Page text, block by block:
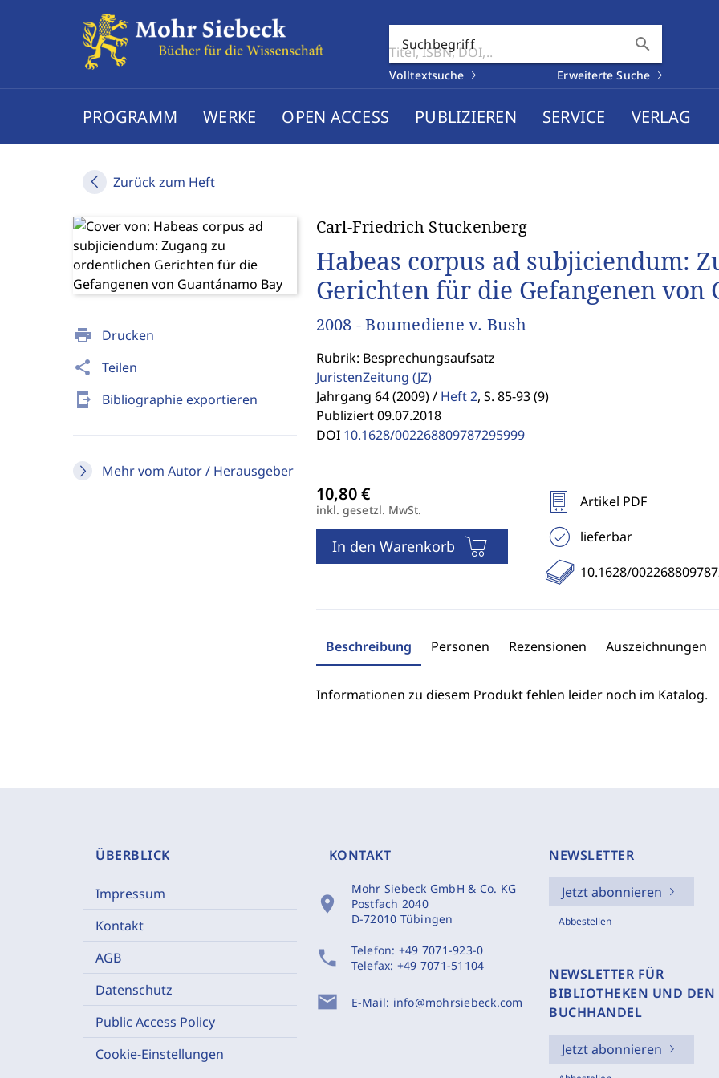
Suchbegriff search
Volltextsuche Erweiterte Suche
PROGRAMM WERKE OPEN ACCESS PUBLIZIEREN SERVICE VERLAG
Zurück zum Heft
print Drucken
share Teilen
send_to_mobile Bibliographie exportieren
Mehr vom Autor / Herausgeber
Carl-Friedrich Stuckenberg
Habeas corpus ad subjiciendum:
Gerichten für die Gefangenen von
2008 - Boumediene v. Bush
Rubrik: Besprechungsaufsatz
JuristenZeitung (JZ)
Jahrgang 64 (2009) / Heft 2, S. 85-93 (9)
Publiziert 09.07.2018
DOI 10.1628/002268809787295999
inkl. gesetzl. MwSt.
In den Warenkorb
Artikel PDF
lieferbar
10.1628/
Beschreibung Personen Rezensionen Auszeichnungen
Informationen zu diesem Produkt fehlen leider noch im Katalog.
ÜBERBLICK
Impressum
Kontakt
AGB
Datenschutz
Public Access Policy
Cookie-Einstellungen
KONTAKT
location_on
Mohr Siebeck GmbH & Co. KG
Postfach 2040
D-72010 Tübingen
phone Telefon: +49 7071-923-0
Telefax: +49 7071-51104
mail E-Mail: info@mohrsiebeck.com
NEWSLETTER
Jetzt abonnieren
Abbestellen
NEWSLETTER FÜR
BIBLIOTHEKEN UND DEN
BUCHHANDEL
Jetzt abonnieren